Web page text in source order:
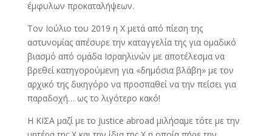
έμφυλων προκαταλήψεων.
Τον Ιούλιο του 2019 η Χ μετά από πίεση της
αστυνομίας απέσυρε την καταγγελία της για ομαδικό
βιασμό από ομάδα Ισραηλινών με αποτέλεσμα να
βρεθεί κατηγορούμενη για «δημόσια βλάβη» με τον
αρχικό της δικηγόρο να προσπαθεί να την πείσει για
παραδοχή… ως το λιγότερο κακό!
Η ΚΙΣΑ μαζί με το Justice abroad μιλήσαμε τότε με την